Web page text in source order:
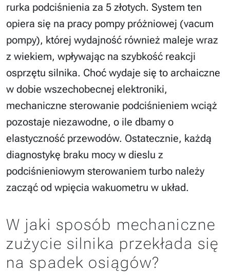
rurka podciśnienia za 5 złotych. System ten
opiera się na pracy pompy próżniowej (vacum
pompy), której wydajność również maleje wraz
z wiekiem, wpływając na szybkość reakcji
osprzętu silnika. Choć wydaje się to archaiczne
w dobie wszechobecnej elektroniki,
mechaniczne sterowanie podciśnieniem wciąż
pozostaje niezawodne, o ile dbamy o
elastyczność przewodów. Ostatecznie, każdą
diagnostykę braku mocy w dieslu z
podciśnieniowym sterowaniem turbo należy
zacząć od wpięcia wakuometru w układ.
W jaki sposób mechaniczne
zużycie silnika przekłada się
na spadek osiągów?